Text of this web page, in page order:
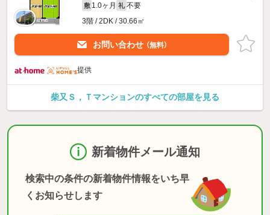
敷 1.0ヶ月 礼 不要
3階 / 2DK / 30.66㎡
お問い合わせ （無料）
提供
柴又Ｓ，Ｔマンションのすべての部屋を見る
新着物件メール通知
検索中の条件の新着物件情報をいち早
くお知らせします